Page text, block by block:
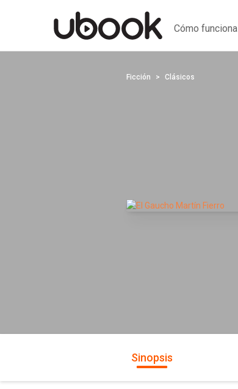
Cómo funciona
Ficción Clásicos
Sinopsis